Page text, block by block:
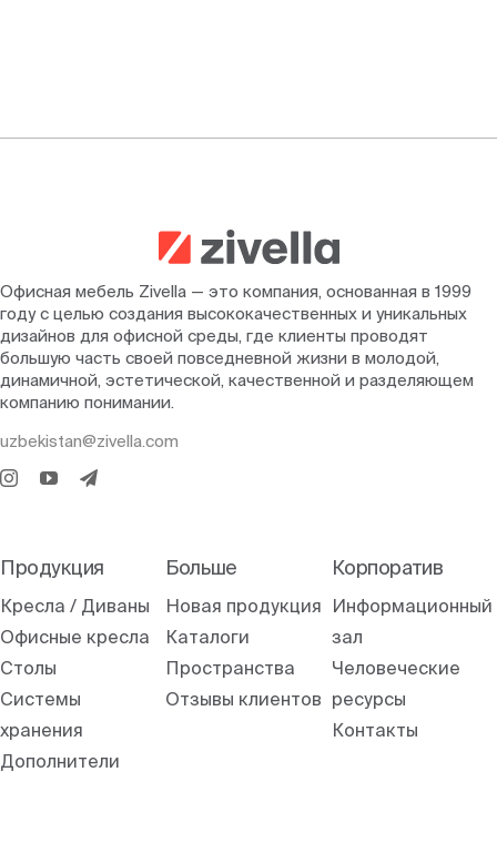
Офисная мебель Zivella — это компания, основанная в 1999
году с целью создания высококачественных и уникальных
дизайнов для офисной среды, где клиенты проводят
большую часть своей повседневной жизни в молодой,
динамичной, эстетической, качественной и разделяющем
компанию понимании.
uzbekistan@zivella.com
Продукция
Кресла / Диваны
Офисные кресла
Столы
Системы
хранения
Дополнители
Больше
Новая продукция
Каталоги
Пространства
Отзывы клиентов
Корпоратив
Информационный
зал
Человеческие
ресурсы
Контакты